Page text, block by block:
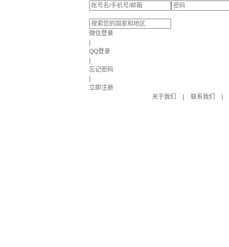
微信登录
QQ登录
忘记密码
立即注册
关于我们
联系我们